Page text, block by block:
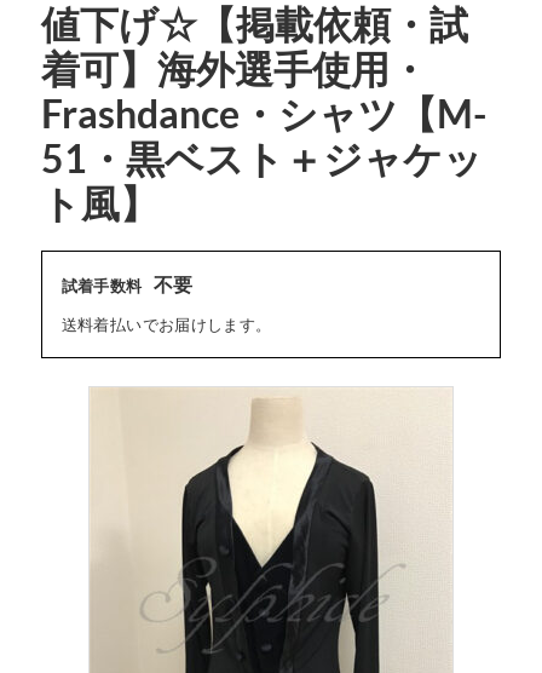
値下げ☆【掲載依頼・試
着可】海外選手使用・
Frashdance・シャツ【M-
51・黒ベスト＋ジャケッ
ト風】
試着手数料 不要
送料着払いでお届けします。